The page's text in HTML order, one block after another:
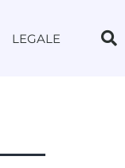
LEGALE